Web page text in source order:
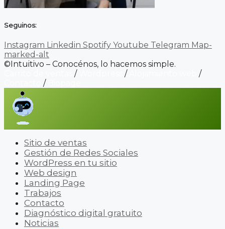
Seguinos:
Instagram Linkedin Spotify Youtube Telegram Map-
marked-alt
©Intuitivo – Conocénos, lo hacemos simple.
/ /
/
/
Sitio de ventas
Gestión de Redes Sociales
WordPress en tu sitio
Web design
Landing Page
Trabajos
Contacto
Diagnóstico digital gratuito
Noticias